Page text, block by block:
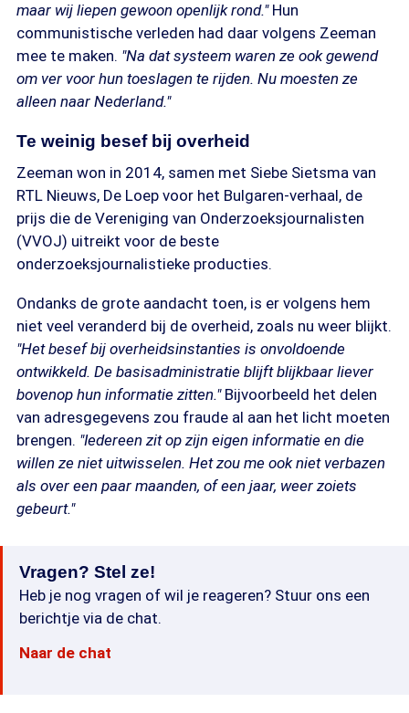
maar wij liepen gewoon openlijk rond." Hun
communistische verleden had daar volgens Zeeman
mee te maken. "Na dat systeem waren ze ook gewend
om ver voor hun toeslagen te rijden. Nu moesten ze
alleen naar Nederland."
Te weinig besef bij overheid
Zeeman won in 2014, samen met Siebe Sietsma van
RTL Nieuws, De Loep voor het Bulgaren-verhaal, de
prijs die de Vereniging van Onderzoeksjournalisten
(VVOJ) uitreikt voor de beste
onderzoeksjournalistieke producties.
Ondanks de grote aandacht toen, is er volgens hem
niet veel veranderd bij de overheid, zoals nu weer blijkt.
"Het besef bij overheidsinstanties is onvoldoende
ontwikkeld. De basisadministratie blijft blijkbaar liever
bovenop hun informatie zitten." Bijvoorbeeld het delen
van adresgegevens zou fraude al aan het licht moeten
brengen. "Iedereen zit op zijn eigen informatie en die
willen ze niet uitwisselen. Het zou me ook niet verbazen
als over een paar maanden, of een jaar, weer zoiets
gebeurt."
Vragen? Stel ze!
Heb je nog vragen of wil je reageren? Stuur ons een
berichtje via de chat.
Naar de chat